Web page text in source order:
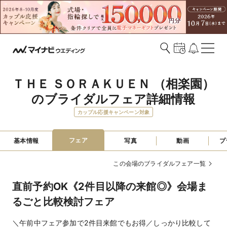
ＴＨＥ ＳＯＲＡＫＵＥＮ （相楽園）
のブライダルフェア詳細情報
カップル応援キャンペーン対象
基本情報 フェア 写真 動画
この会場のブライダルフェア一覧
直前予約OK《2件目以降の来館◎》会場ま
るごと比較検討フェア
＼午前中フェア参加で2件目来館でもお得／しっかり比較して